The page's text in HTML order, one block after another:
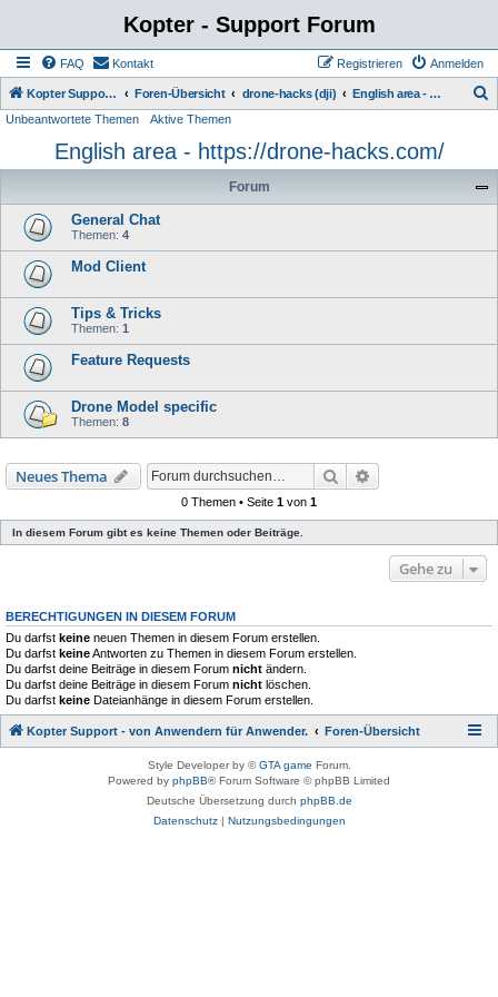
Kopter - Support Forum
FAQ Kontakt Anmelden
Registrieren
Kopter Support - von Anwendern für Anwender. Foren-Übersicht drone-hacks (dji) English area - https://drone-hacks.com/
h
Unbeantwortete Themen Aktive Themen
English area - https://drone-hacks.com/
Forum
General Chat
Themen: 4
Mod Client
Tips & Tricks
Themen: 1
Feature Requests
Drone Model specific
Themen: 8
Neues Thema Suche
0 Themen • Seite 1 von 1
In diesem Forum gibt es keine Themen oder Beiträge.
Gehe zu
BERECHTIGUNGEN IN DIESEM FORUM
Du darfst keine neuen Themen in diesem Forum erstellen.
Du darfst keineAntworten zu Themen in diesem Forum erstellen.
Du darfst deine Beiträge in diesem Forum nicht ändern.
Du darfst deine Beiträge in diesem Forum nicht löschen.
Du darfst keine Dateianhänge in diesem Forum erstellen.
Kopter Support - von Anwendern für Anwender. Foren-Übersicht
Style Developer by ©GTA game Forum.
Powered by phpBB® Forum Software © phpBB Limited
Deutsche Übersetzung durch phpBB.de
Datenschutz| Nutzungsbedingungen